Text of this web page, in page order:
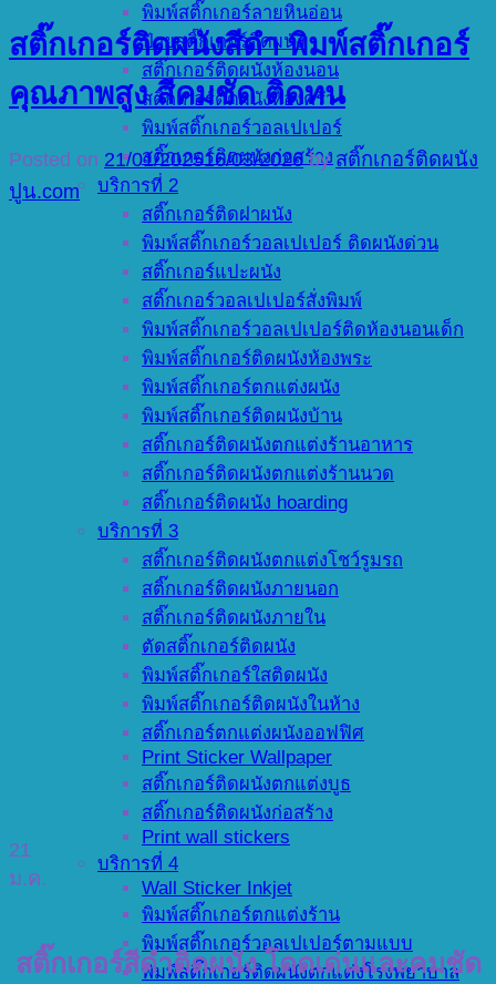
พิมพ์สติ๊กเกอร์ลายหินอ่อน
ป้ายสติ๊กเกอร์ติดผนัง
สติ๊กเกอร์ติดผนังห้องนอน
สติ๊กเกอร์ติดผนังห้องครัว
พิมพ์สติ๊กเกอร์วอลเปเปอร์
สติ๊กเกอร์ติดผนังก่อสร้าง
บริการที่ 2
สติ๊กเกอร์ติดฝาผนัง
พิมพ์สติ๊กเกอร์วอลเปเปอร์ ติดผนังด่วน
สติ๊กเกอร์แปะผนัง
สติ๊กเกอร์วอลเปเปอร์สั่งพิมพ์
พิมพ์สติ๊กเกอร์วอลเปเปอร์ติดห้องนอนเด็ก
พิมพ์สติ๊กเกอร์ติดผนังห้องพระ
พิมพ์สติ๊กเกอร์ตกแต่งผนัง
พิมพ์สติ๊กเกอร์ติดผนังบ้าน
สติ๊กเกอร์ติดผนังตกแต่งร้านอาหาร
สติ๊กเกอร์ติดผนังตกแต่งร้านนวด
สติ๊กเกอร์ติดผนัง hoarding
บริการที่ 3
สติ๊กเกอร์ติดผนังตกแต่งโชว์รูมรถ
สติ๊กเกอร์ติดผนังภายนอก
สติ๊กเกอร์ติดผนังภายใน
ตัดสติ๊กเกอร์ติดผนัง
พิมพ์สติ๊กเกอร์ใสติดผนัง
พิมพ์สติ๊กเกอร์ติดผนังในห้าง
สติ๊กเกอร์ตกแต่งผนังออฟฟิศ
Print Sticker Wallpaper
สติ๊กเกอร์ติดผนังตกแต่งบูธ
สติ๊กเกอร์ติดผนังก่อสร้าง
Print wall stickers
บริการที่ 4
Wall Sticker Inkjet
พิมพ์สติ๊กเกอร์ตกแต่งร้าน
พิมพ์สติ๊กเกอร์วอลเปเปอร์ตามแบบ
พิมพ์สติ๊กเกอร์ติดผนังตกแต่งโรงพยาบาล
สติ๊กเกอร์ติดผนังสีดำ พิมพ์สติ๊กเกอร์
คุณภาพสูง สีคมชัด ติดทน
Posted on 21/01/202516/03/2026 byสติ๊กเกอร์ติดผนัง
ปูน.com
21
ม.ค.
สติ๊กเกอร์สีดำติดผนัง โดดเด่นและคมชัด